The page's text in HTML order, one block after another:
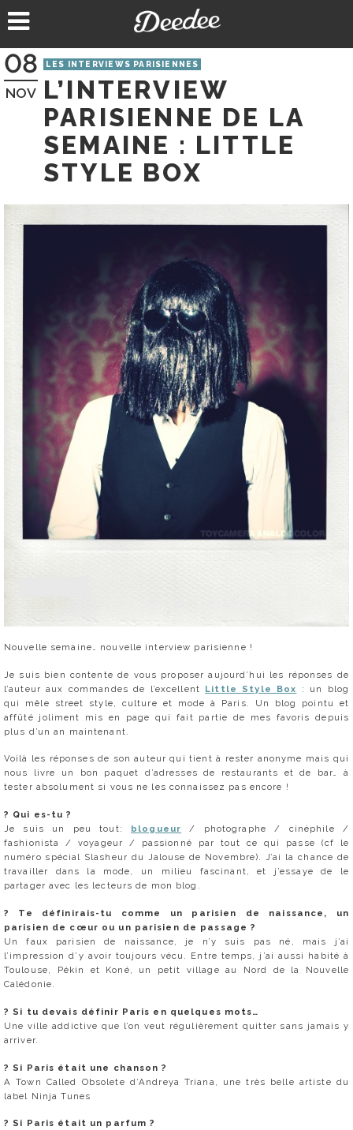
au
08
NOV
LES INTERVIEWS PARISIENNES
L’INTERVIEW
PARISIENNE DE LA
SEMAINE : LITTLE
STYLE BOX
Nouvelle semaine… nouvelle interview parisienne !
Je suis bien contente de vous proposer aujourd’hui les réponses de
l’auteur aux commandes de l’excellent Little Style Box
: un blog
qui mêle street style, culture et mode à Paris. Un blog pointu et
affûté joliment mis en page qui fait partie de mes favoris depuis
plus d’un an maintenant.
Voilà les réponses de son auteur qui tient à rester anonyme mais qui
nous livre un bon paquet d’adresses de restaurants et de bar… à
tester absolument si vous ne les connaissez pas encore !
? Qui es-tu ?
Je suis un peu tout: blogueur / photographe / cinéphile /
fashionista / voyageur / passionné par tout ce qui passe (cf le
numéro spécial Slasheur du Jalouse de Novembre). J’ai la chance de
travailler dans la mode, un milieu fascinant, et j’essaye de le
partager avec les lecteurs de mon blog.
? Te définirais-tu comme un parisien de naissance, un
parisien de cœur ou un parisien de passage ?
Un faux parisien de naissance, je n’y suis pas né, mais j’ai
l’impression d’y avoir toujours vécu. Entre temps, j’ai aussi habité à
Toulouse, Pékin et Koné, un petit village au Nord de la Nouvelle
Calédonie.
? Si tu devais définir Paris en quelques mots…
Une ville addictive que l’on veut régulièrement quitter sans jamais y
arriver.
? Si Paris était une chanson ?
A Town Called Obsolete d’Andreya Triana, une très belle artiste du
label Ninja Tunes
? Si Paris était un parfum ?